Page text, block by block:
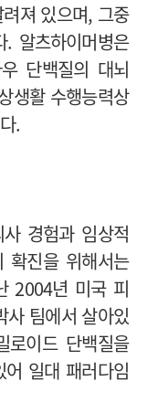
져 있으며, 그중
알츠하이머병은
단백질의 대뇌
생활 수행능력상
.
경험과 임상적
확진을 위해서는
2004년 미국 피
팀에서 살아있
로이드 단백질을
일대 패러다임